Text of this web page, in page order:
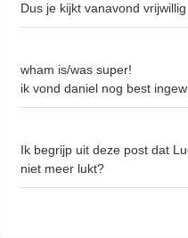
Dus je kijkt vanavond
wham is/was super!
ik vond daniel nog best
Ik begrijp uit deze post dat
niet meer lukt?